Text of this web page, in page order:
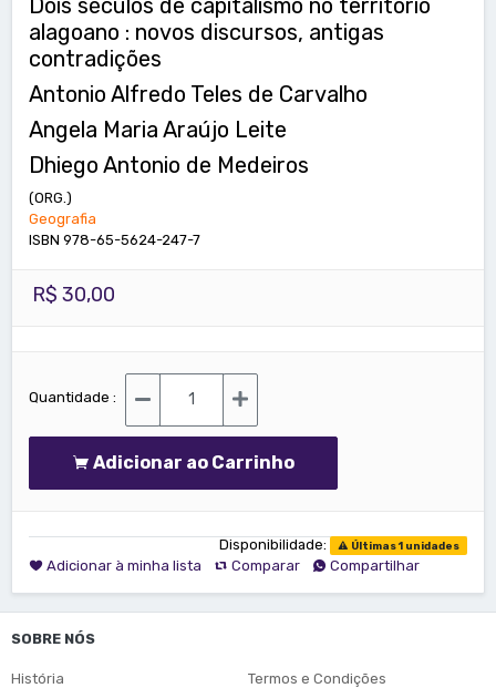
alagoano : novos discursos, antigas
contradições
Antonio Alfredo Teles de Carvalho
Angela Maria Araújo Leite
Dhiego Antonio de Medeiros
(ORG.)
Geografia
ISBN 978-65-5624-247-7
R$ 30,00
Quantidade :
Adicionar ao Carrinho
Disponibilidade: Últimas 1 unidades
Adicionar à minha lista Comparar Compartilhar
SOBRE NÓS
História
Termos e Condições